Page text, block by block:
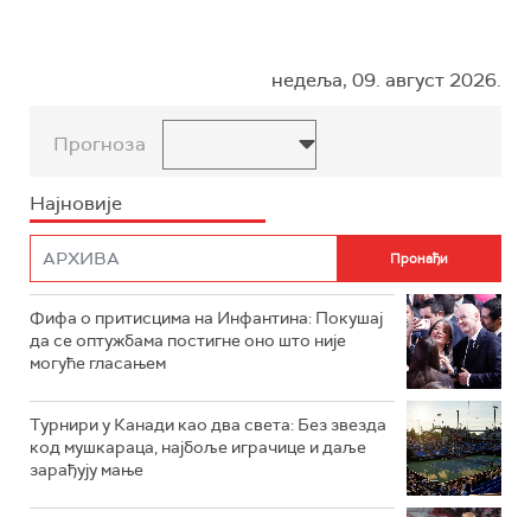
недеља, 09. август 2026.
Прогноза
Најновије
Фифа о притисцима на Инфантина: Покушај
да се оптужбама постигне оно што није
могуће гласањем
Турнири у Канади као два света: Без звезда
код мушкараца, најбоље играчице и даље
зарађују мање